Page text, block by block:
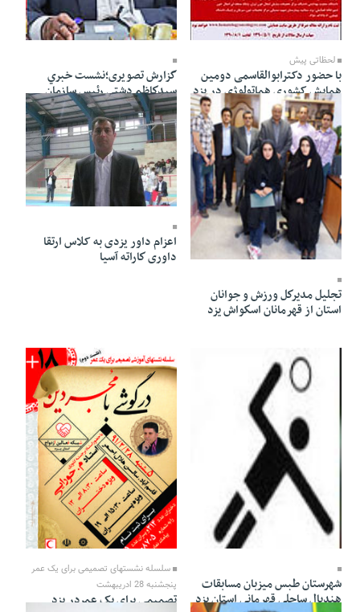
27 Ordibehesht 1391 - 12:17
لحظاتی پیش
با حضور دکترابوالقاسمی دومین
همایش کشوری هماتولوژی در یزد
گشایش یافت
27 Ordibehesht 1391 - 08:57
گزارش تصویری؛نشست خبري
سيدكاظم دشتي رئيس سازمان
دانش آموزي استان يزد
تجليل مديركل ورزش و جوانان
استان از قهرمانان اسكواش يزد
27 Ordibehesht 1391 - 03:22
اعزام داور یزدی به کلاس ارتقا
داوری كاراته آسیا
شهرستان طبس ميزبان مسابقات
هندبال ساحلي قهرماني استان يزد
27 Ordibehesht 1391 - 00:22
سلسله نشستهای تصمیمی برای یک عمر
پنجشنبه 28 ادریبهشت
تصمیمی برای یک عمردر یزد